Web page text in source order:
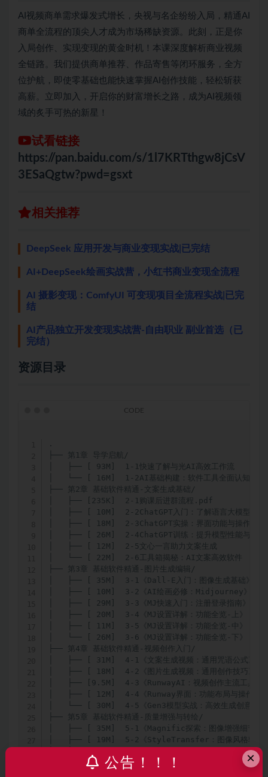
AI视频商单需求爆发式增长，央视与名企纷纷入局，精通AI
商单全流程的顶尖人才成为市场稀缺资源。此刻，正是你
入局创作、实现变现的黄金时机！本课深度解析商业视频
全链路。我们提供商单推荐、作品寄售等闭环服务，全方
位护航，即使零基础也能快速掌握AI创作技能，轻松斩获
高薪。立即加入，开启你的财富增长之路，成为AI视频领
域的炙手可热的新星！
试看链接
https://pan.baidu.com/s/1l7KRTthgw8jCsV
3ESaQgtw?pwd=gsxt
相关推荐
DeepSeek 应用开发与商业变现实战|已完结
AI+DeepSeek绘画实战营，小红书商业变现全流程
AI 摄影变现：ComfyUI 可变现项目全流程实战|已完
结
AI产品独立开发变现实战营-自由职业 副业首选（已
完结）
资源目录
.
├── 第1章 导学启航/
│   ├── [ 93M]  1-1快速了解与光AI高效工作流
│   └── [ 16M]  1-2AI基础构建：软件工具全面认知
├── 第2章 基础软件精通-文案生成基础/
│   ├── [235K]  2-1购课后进群流程.pdf
│   ├── [ 10M]  2-2ChatGPT入门：了解语言大模型
│   ├── [ 18M]  2-3ChatGPT实操：界面功能与操作指南
│   ├── [ 26M]  2-4ChatGPT训练：提升模型性能与效率
│   ├── [ 12M]  2-5文心一言助力文案生成
│   └── [ 22M]  2-6工具箱揭秘：AI文案高效软件
├── 第3章 基础软件精通-图片生成编辑/
│   ├── [ 35M]  3-1《Dall-E入门：图像生成基础》
│   ├── [ 10M]  3-2《AI绘画必修：Midjourney》
│   ├── [ 29M]  3-3《MJ快速入门：注册登录指南》
│   ├── [ 20M]  3-4《MJ设置详解：功能全览-上》
│   ├── [ 11M]  3-5《MJ设置详解：功能全览-中》
│   └── [ 26M]  3-6《MJ设置详解：功能全览-下》
├── 第4章 基础软件精通-视频创作入门/
│   ├── [ 31M]  4-1《文案生成视频：通用咒语公式》
│   ├── [ 18M]  4-2《图片生成视频：通用创作技巧》
│   ├── [9.5M]  4-3《RunwayAI：视频创作主流工具》
│   ├── [ 12M]  4-4《Runway界面：功能布局与操作指
│   └── [ 30M]  4-5《Gen3模型实战：高效生成创意视频
├── 第5章 基础软件精通-质量增强与转绘/
│   ├── [ 35M]  5-1《Magnific探索：图像增强细节》
│   ├── [ 19M]  5-2《StyleTransfer：图像风格转换
│   ├── [ 20M]  5-3《Magnific-Relight：光影精准
│   ├── [ 12M]  5-4《Magnific-Mystic：高质量图片
×
公告！！！